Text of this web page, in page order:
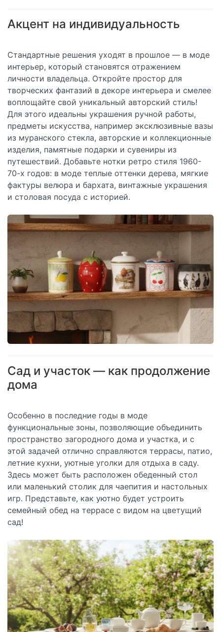
Акцент на индивидуальность
Стандартные решения уходят в прошлое — в моде
интерьер, который становятся отражением
личности владельца. Откройте простор для
творческих фантазий в декоре интерьера и смелее
воплощайте свой уникальный авторский стиль!
Для этого идеальны украшения ручной работы,
предметы искусства, например эксклюзивные вазы
из муранского стекла, авторские и коллекционные
изделия, памятные подарки и сувениры из
путешествий. Добавьте нотки ретро стиля 1960-
70-х годов: в моде теплые оттенки дерева, мягкие
фактуры велюра и бархата, винтажные украшения
и столовая посуда с историей.
Сад и участок — как продолжение
дома
Особенно в последние годы в моде
функциональные зоны, позволяющие объединить
пространство загородного дома и участка, и с
этой задачей отлично справляются террасы, патио,
летние кухни, уютные уголки для отдыха в саду.
Здесь может быть расположен обеденный стол
или маленький столик для чаепития и настольных
игр. Представьте, как уютно будет устроить
семейный обед на террасе с видом на цветущий
сад!